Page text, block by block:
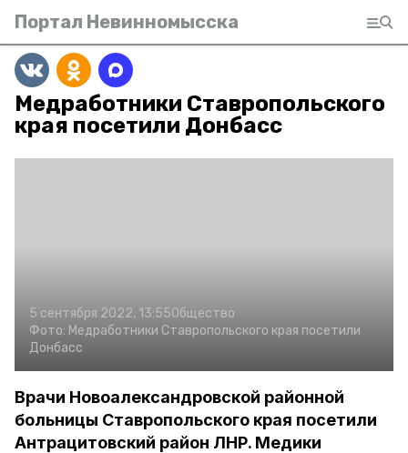
Портал Невинномысска
Медработники Ставропольского
края посетили Донбасс
5 сентября 2022, 13:55Общество
Фото: Медработники Ставропольского края посетили
Донбасс
Врачи Новоалександровской районной
больницы Ставропольского края посетили
Антрацитовский район ЛНР. Медики